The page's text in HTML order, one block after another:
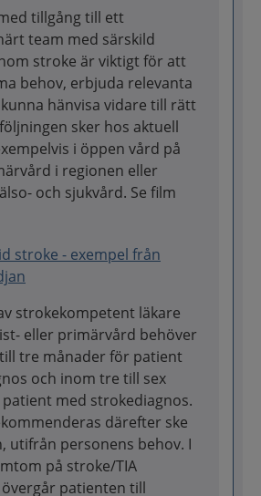
tillgång till ett
team med särskild
stroke är viktigt för att
behov, erbjuda relevanta
hänvisa vidare till rätt
sker hos aktuell
i öppen vård på
i regionen eller
och sjukvård. Se film
stroke - exempel från
strokekompetent läkare
eller primärvård behöver
tre månader för patient
och inom tre till sex
med strokediagnos.
därefter ske
utifrån personens behov. I
på stroke/TIA
patienten till